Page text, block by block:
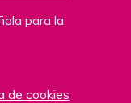
para la
de cookies